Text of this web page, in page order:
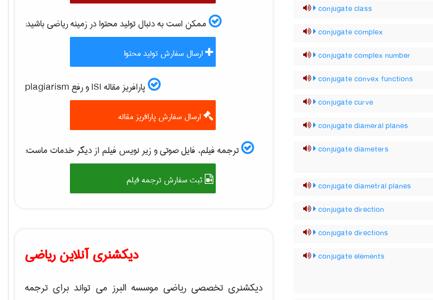
conjugate class
conjugate complex
conjugate complex number
conjugate convex functions
conjugate curve
conjugate diameral planes
conjugate diameters
conjugate diametral planes
conjugate direction
conjugate directions
conjugate elements
ممکن است به دنبال تولید محتوا در زمینهرياضیباشید:
ارسال سفارش تولید محتوا
پارافریز مقاله ISI و رفع plagiarism
ارسال سفارش پارافریز مقاله
ترجمه فیلم، فایل صوتی و زیر نویس فیلم از دیگر خدمات ماست:
ثبت سفارش ترجمه فیلم
دیکشنری آنلاین ریاضی
دیکشنری تخصصی ریاضی موسسه البرز می تواند برای ترجمه